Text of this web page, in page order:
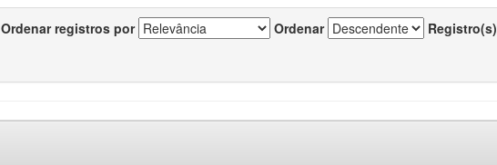
Ordenar registros por Ordenar Registro(s)